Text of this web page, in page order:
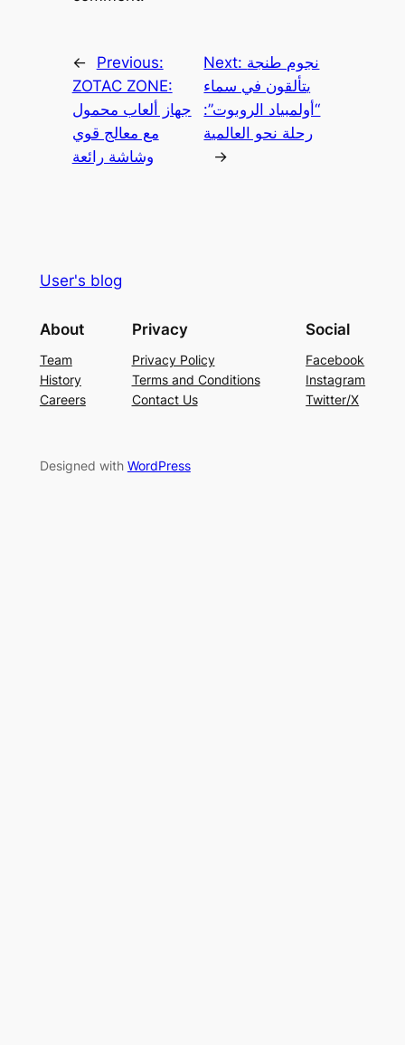
←
Previous:
ZOTAC ZONE:
جهاز ألعاب محمول
مع معالج قوي
وشاشة رائعة
Next: نجوم طنجة
يتألقون في سماء
“أولمبياد الروبوت”:
رحلة نحو العالمية
→
User's blog
About
Team
History
Careers
Privacy
Privacy Policy
Terms and Conditions
Contact Us
Social
Facebook
Instagram
Twitter/X
Designed with WordPress